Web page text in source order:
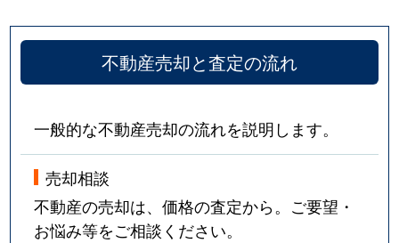
不動産売却と査定の流れ
一般的な不動産売却の流れを説明します。
売却相談
不動産の売却は、価格の査定から。ご要望・
お悩み等をご相談ください。